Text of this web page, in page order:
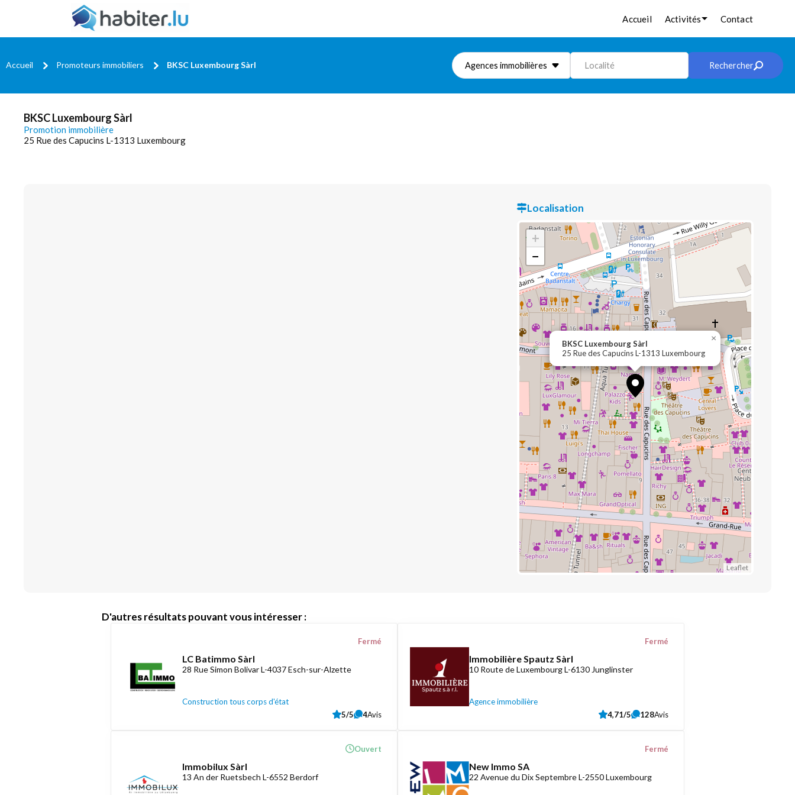
Accueil Activités Contact
Accueil Promoteurs immobiliers BKSC Luxembourg Sàrl Agences immobilières Localité Rechercher
BKSC Luxembourg Sàrl
Promotion immobilière
25 Rue des Capucins L-1313 Luxembourg
Localisation
BKSC Luxembourg Sàrl
25 Rue des Capucins L-1313 Luxembourg
×
+
−
Leaflet
D'autres résultats pouvant vous intéresser :
LC Batimmo Sàrl
28 Rue Simon Bolivar L-4037 Esch-sur-Alzette
Construction tous corps d'état
Fermé
5/5 4Avis
Immobilière Spautz Sàrl
10 Route de Luxembourg L-6130 Junglinster
Agence immobilière
Fermé
4,71/5 128Avis
Immobilux Sàrl
13 An der Ruetsbech L-6552 Berdorf
Ouvert
New Immo SA
22 Avenue du Dix Septembre L-2550 Luxembourg
Fermé